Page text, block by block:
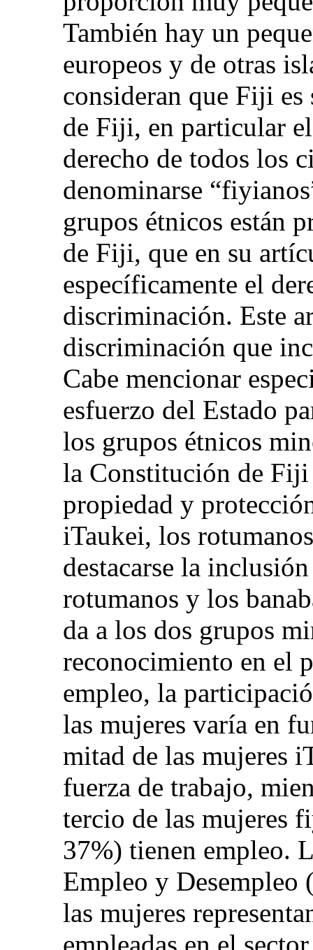
También hay un
europeos y de otras
consideran que Fiji
de Fiji, en particular
derecho de todos los
denominarse
grupos étnicos están
de Fiji, que en su
específicamente el
discriminación. Este
discriminación que
Cabe mencionar
esfuerzo del Estado
los grupos étnicos
la Constitución de Fiji
propiedad y
iTaukei, los
destacarse la
rotumanos y los
da a los dos grupos
reconocimiento en el
empleo, la
las mujeres varía en
mitad de las mujeres
fuerza de trabajo,
tercio de las mujeres
37%) tienen empleo.
Empleo y Desempleo
las mujeres
empleadas en el